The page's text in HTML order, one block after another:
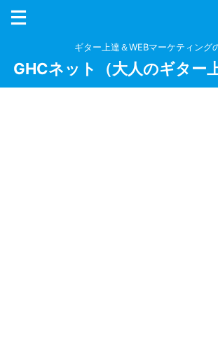
ギター上達＆WEBマーケティング
GHCネット（大人のギター